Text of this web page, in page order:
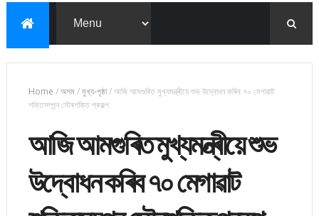
Home /অসম/মুখ্য-পৃষ্ঠা/আজি আমগুৰিত মুখ্যমন্ত্ৰীয়ে শুভ উদ্বোধন কৰিব ৭০ মেগাৱাট
শক্তিসম্প্ন্ন সৌৰশক্তি প্ৰকল্প
আজি আমগুৰিত মুখ্যমন্ত্ৰীয়ে শুভ
উদ্বোধন কৰিব ৭০ মেগাৱাট